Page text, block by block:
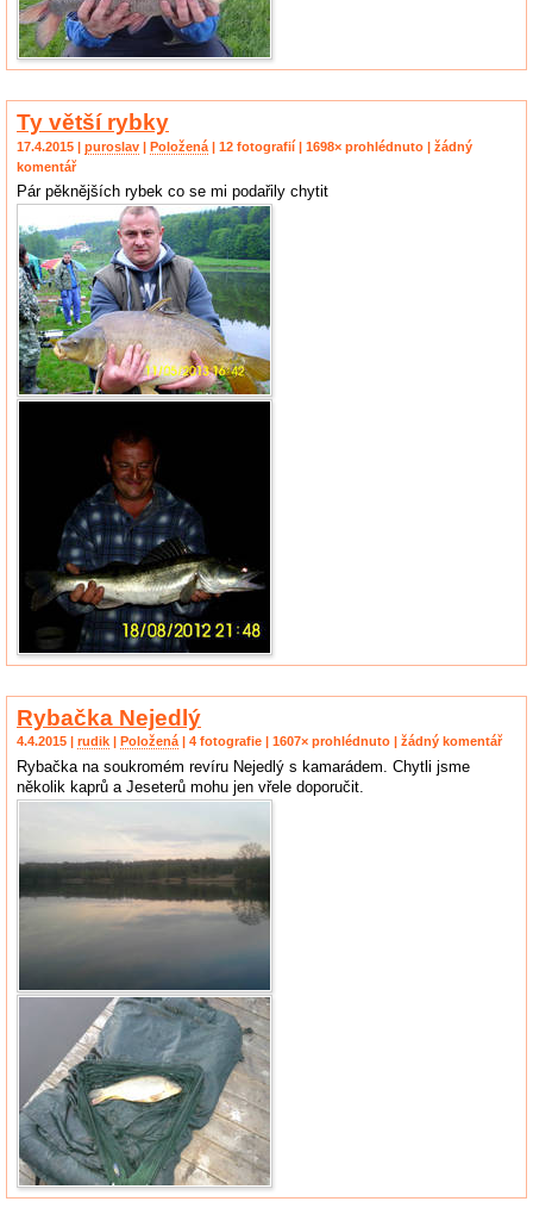
Ty větší rybky
17.4.2015 | puroslav | Položená | 12 fotografií | 1698× prohlédnuto | žádný
komentář
Pár pěknějších rybek co se mi podařily chytit
Rybačka Nejedlý
4.4.2015 | rudik Položená | 4 fotografie | 1607× prohlédnuto | žádný komentář
Rybačka na soukromém revíru Nejedlý s kamarádem. Chytli jsme
několik kaprů a Jeseterů mohu jen vřele doporučit.